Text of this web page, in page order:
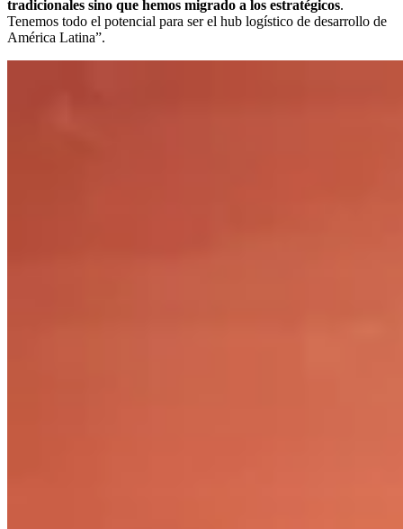
tradicionales sino que hemos migrado a los estratégicos.
Tenemos todo el potencial para ser el hub logístico de desarrollo de
América Latina”.